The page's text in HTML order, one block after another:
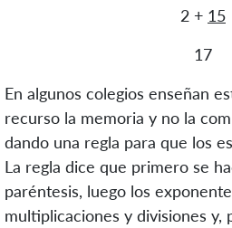
2 + 15
17
En algunos colegios enseñan
recurso la memoria y no la
dando una regla para que los
La regla dice que primero se
paréntesis, luego los
multiplicaciones y divisiones y,